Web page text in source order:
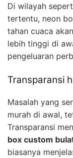
Di wilayah
tertentu, neon
tahan cuaca
lebih tinggi di
pengeluaran
Transparansi
Masalah yang
murah di awal,
Transparansi
box custom
biasanya